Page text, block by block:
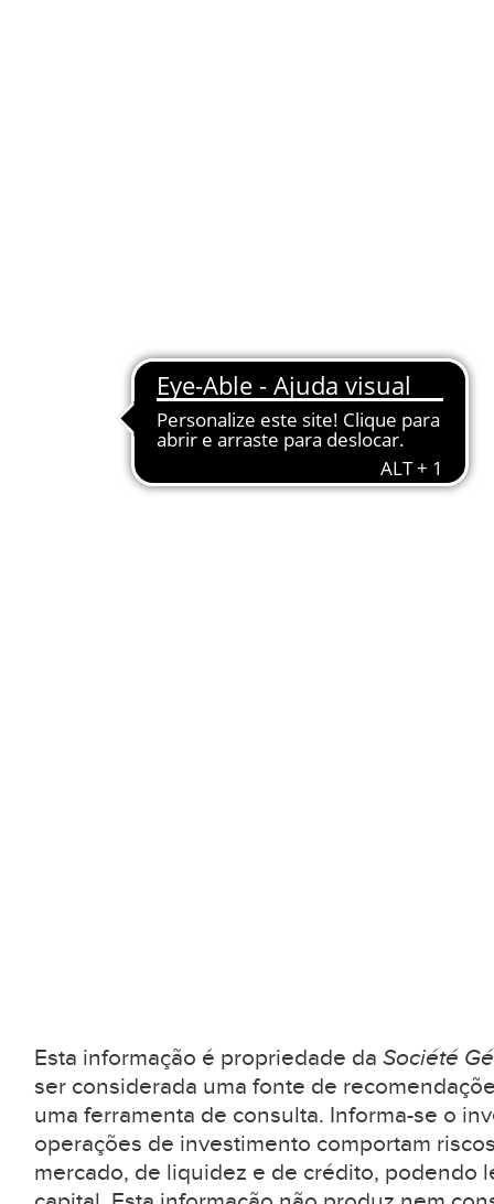
Esta informação é propriedade da Société
ser considerada uma fonte de
uma ferramenta de consulta. Informa-se o
operações de investimento comportam
mercado, de liquidez e de crédito, podendo